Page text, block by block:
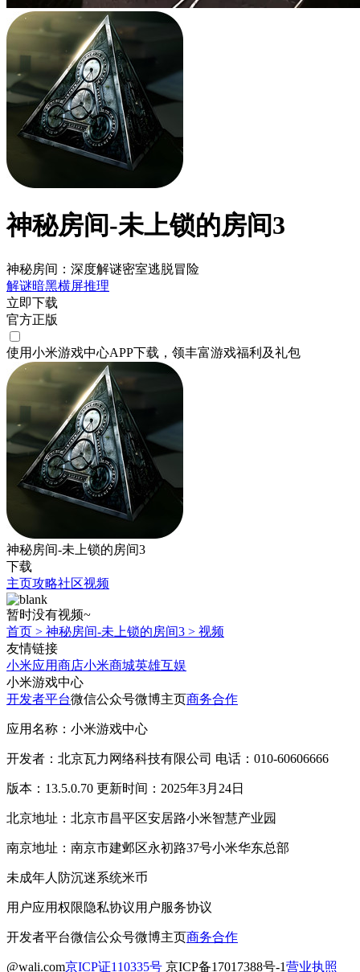
神秘房间-未上锁的房间3
神秘房间：深度解谜密室逃脱冒险
解谜暗黑横屏推理
立即下载
官方正版
使用小米游戏中心APP下载 ，领丰富游戏福利 及礼包
神秘房间-未上锁的房间3
下载
主页攻略社区视频
暂时没有视频~
首页 > 神秘房间-未上锁的房间3 > 视频
友情链接
小米应用商店小米商城英雄互娱
小米游戏中心
开发者平台微信公众号微博主页商务合作
应用名称：小米游戏中心
开发者：北京瓦力网络科技有限公司 电话：010-60606666
版本：13.5.0.70 更新时间：2025年3月24日
北京地址：北京市昌平区安居路小米智慧产业园
南京地址：南京市建邺区永初路37号小米华东总部
未成年人防沉迷系统米币
用户应用权限隐私协议用户服务协议
开发者平台微信公众号微博主页商务合作
@wali.com京ICP证110335号 京ICP备17017388号-1营业执照